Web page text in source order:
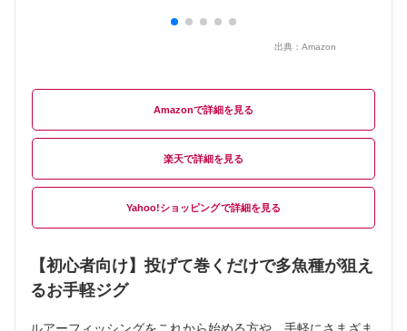
出典： Amazon
Amazon
楽天
Yahoo!ショッピング
【初心者向け】投げて巻くだけで多魚種が狙え
るお手軽ジグ